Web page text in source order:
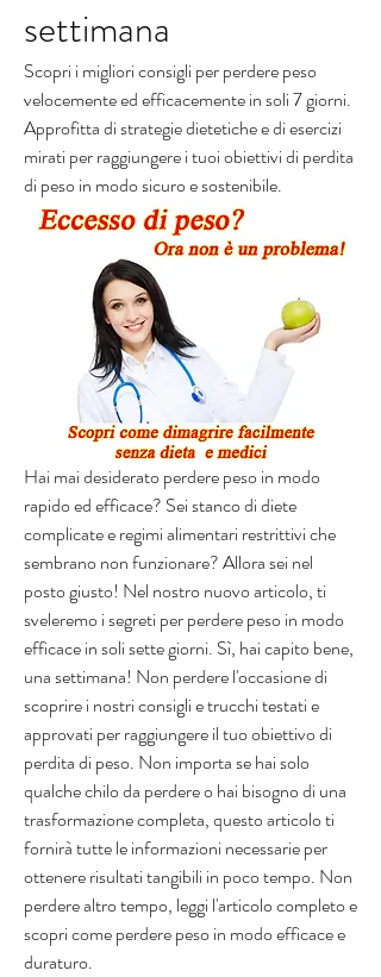
settimana
Scopri i migliori consigli per perdere peso
velocemente ed efficacemente in soli 7 giorni.
Approfitta di strategie dietetiche e di esercizi
mirati per raggiungere i tuoi obiettivi di perdita
di peso in modo sicuro e sostenibile.
Hai mai desiderato perdere peso in modo
rapido ed efficace? Sei stanco di diete
complicate e regimi alimentari restrittivi che
sembrano non funzionare? Allora sei nel
posto giusto! Nel nostro nuovo articolo, ti
sveleremo i segreti per perdere peso in modo
efficace in soli sette giorni. Sì, hai capito bene,
una settimana! Non perdere l'occasione di
scoprire i nostri consigli e trucchi testati e
approvati per raggiungere il tuo obiettivo di
perdita di peso. Non importa se hai solo
qualche chilo da perdere o hai bisogno di una
trasformazione completa, questo articolo ti
fornirà tutte le informazioni necessarie per
ottenere risultati tangibili in poco tempo. Non
perdere altro tempo, leggi l'articolo completo e
scopri come perdere peso in modo efficace e
duraturo.